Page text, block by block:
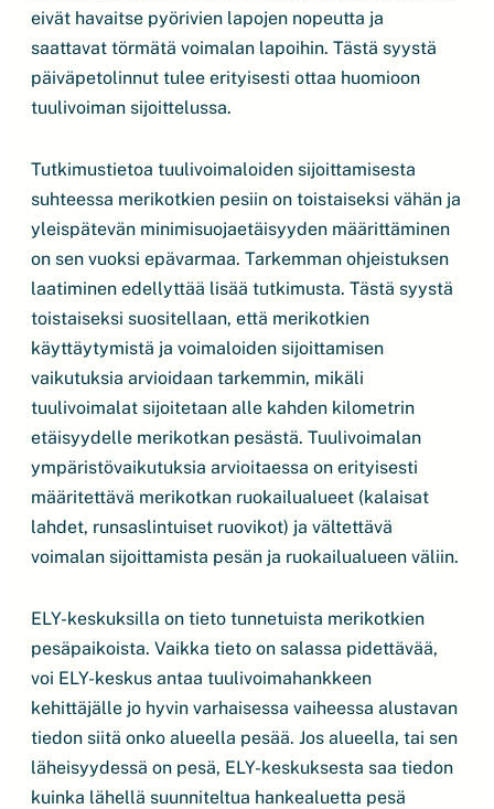
eivät havaitse pyörivien lapojen nopeutta ja
saattavat törmätä voimalan lapoihin. Tästä syystä
päiväpetolinnut tulee erityisesti ottaa huomioon
tuulivoiman sijoittelussa.
Tutkimustietoa tuulivoimaloiden sijoittamisesta
suhteessa merikotkien pesiin on toistaiseksi vähän ja
yleispätevän minimisuojaetäisyyden määrittäminen
on sen vuoksi epävarmaa. Tarkemman ohjeistuksen
laatiminen edellyttää lisää tutkimusta. Tästä syystä
toistaiseksi suositellaan, että merikotkien
käyttäytymistä ja voimaloiden sijoittamisen
vaikutuksia arvioidaan tarkemmin, mikäli
tuulivoimalat sijoitetaan alle kahden kilometrin
etäisyydelle merikotkan pesästä. Tuulivoimalan
ympäristövaikutuksia arvioitaessa on erityisesti
määritettävä merikotkan ruokailualueet (kalaisat
lahdet, runsaslintuiset ruovikot) ja vältettävä
voimalan sijoittamista pesän ja ruokailualueen väliin.
ELY-keskuksilla on tieto tunnetuista merikotkien
pesäpaikoista. Vaikka tieto on salassa pidettävää,
voi ELY-keskus antaa tuulivoimahankkeen
kehittäjälle jo hyvin varhaisessa vaiheessa alustavan
tiedon siitä onko alueella pesää. Jos alueella, tai sen
läheisyydessä on pesä, ELY-keskuksesta saa tiedon
kuinka lähellä suunniteltua hankealuetta pesä